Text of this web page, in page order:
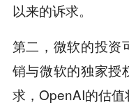
以来的诉求。
第二，微软的投资
销与微软的独家授
求，OpenAI的估值